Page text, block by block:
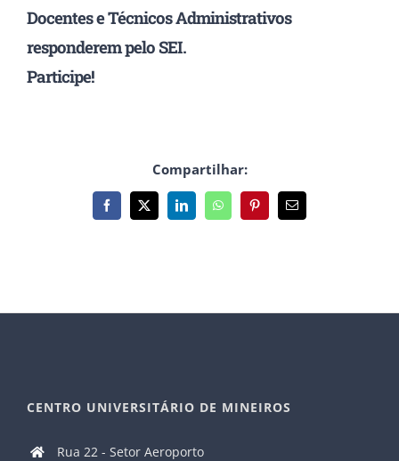
Docentes e Técnicos Administrativos
responderem pelo SEI.
Participe!
Compartilhar:
Facebook
X LinkedInWhatsAppPinterest
E-
mail
CENTRO UNIVERSITÁRIO DE MINEIROS
Rua 22 - Setor Aeroporto